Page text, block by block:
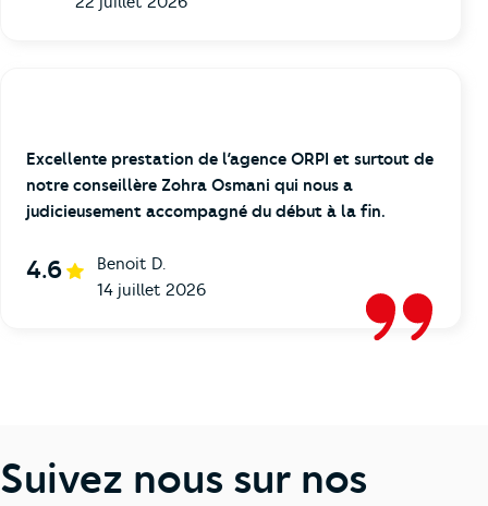
Excellente prestation de l’agence ORPI et surtout de
notre conseillère Zohra Osmani qui nous a
judicieusement accompagné du début à la fin.
4.6
Benoit D.
14 juillet 2026
Suivez nous sur nos